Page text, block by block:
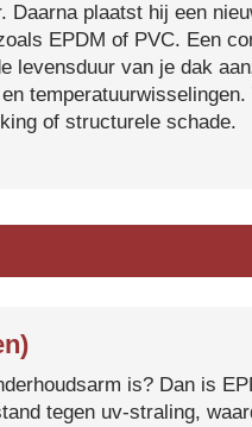
Daarna plaatst hij een
EPDM of PVC. Een
levensduur van je dak
temperatuurwisselingen.
of structurele schade.
is? Dan is
tegen uv-straling,